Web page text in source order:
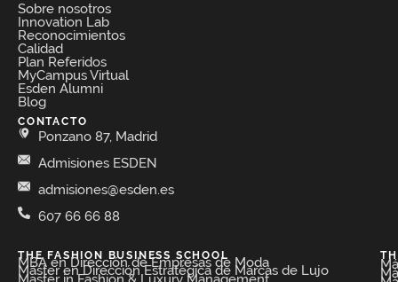
Sobre nosotros
Innovation Lab
Reconocimientos
Calidad
Plan Referidos
MyCampus Virtual
Esden Alumni
Blog
CONTACTO
Ponzano 87, Madrid
Admisiones ESDEN
admisiones@esden.es
607 66 66 88
THE FASHION BUSINESS SCHOOL​
MBA en Dirección de Empresas de Moda​
Máster en Dirección Estratégica de Marcas de Lujo